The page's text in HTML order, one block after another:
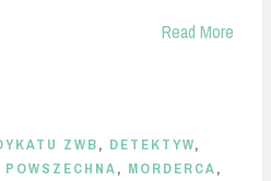
Read More
ZWB, DETEKTYW,
, MORDERCA,